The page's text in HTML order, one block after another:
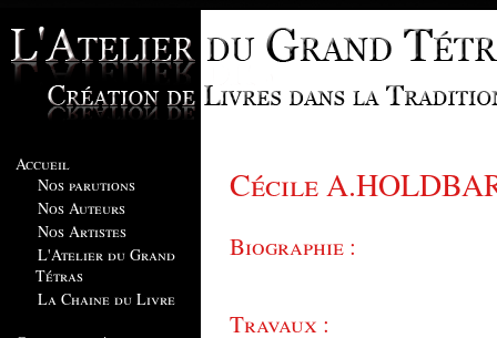
Accueil
Nos parutions
Nos Auteurs
Nos Artistes
L'Atelier du Grand
Tétras
La Chaine du Livre
Cécile
Biographie :
Travaux :